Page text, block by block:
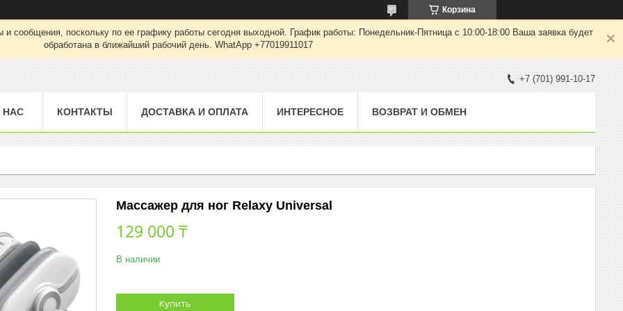
Корзина
сообщения, поскольку по ее графику работы сегодня выходной. График работы: Понедельник-Пятница с 10:00-18:00 Ваша заявка будет
обработана в ближайший рабочий день. WhatApp +77019911017
+7 (701) 991-10-17
НАС КОНТАКТЫ ДОСТАВКА И ОПЛАТА ИНТЕРЕСНОЕ ВОЗВРАТ И ОБМЕН
Массажер для ног Relaxy Universal
129 000 ₸
В наличии
Купить